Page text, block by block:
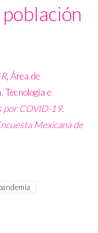
, Área de
Tecnología e
por COVID-19.
Mexicana de